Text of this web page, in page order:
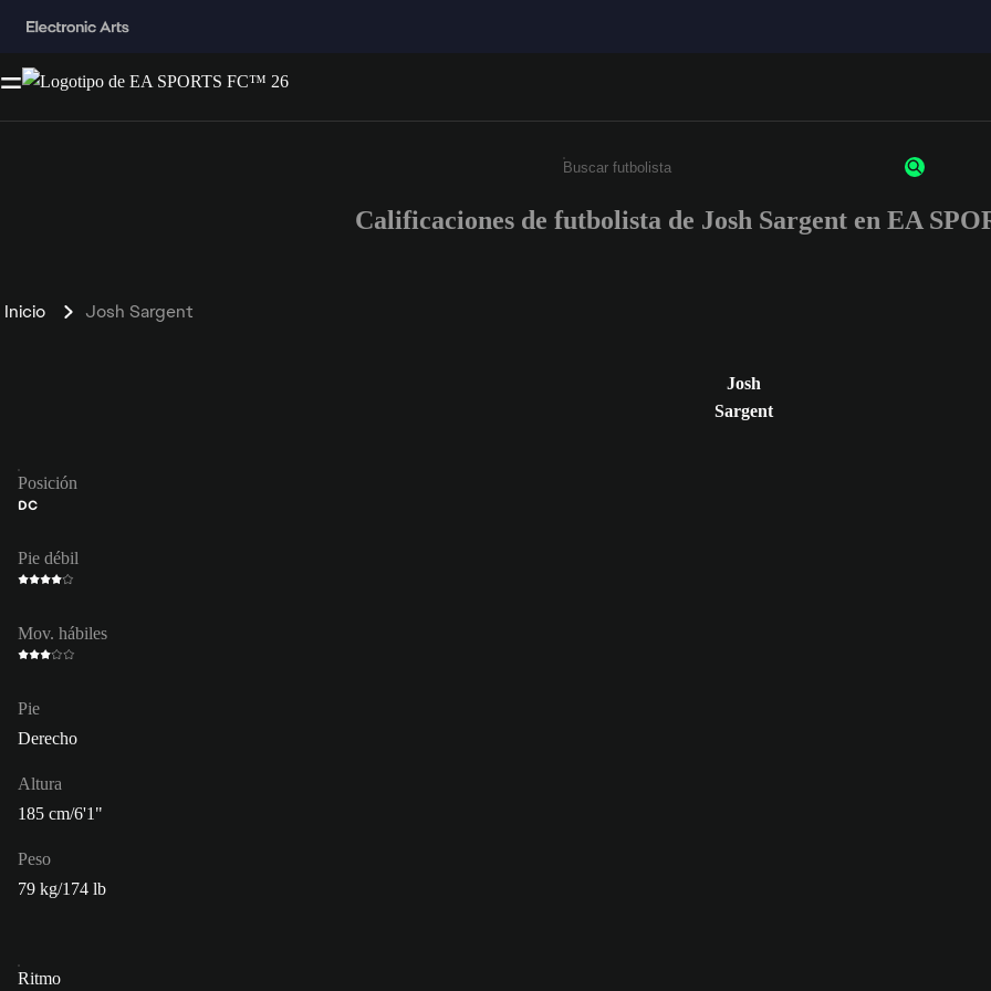
Ingresa un mínimo de 3 caracteres o números
Calificaciones de futbolista de Josh Sargent en EA
Inicio Josh Sargent
Josh
Sargent
Posición
DC
Pie débil
Mov. hábiles
Pie
Derecho
Altura
185 cm/6'1"
Peso
79 kg/174 lb
Ritmo